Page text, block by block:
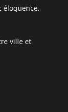
éloquence,
ville et